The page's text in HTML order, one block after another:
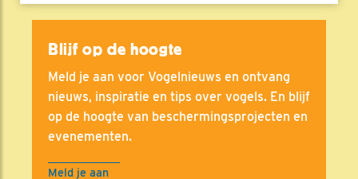
Blijf op de hoogte
Meld je aan voor Vogelnieuws en ontvang
nieuws, inspiratie en tips over vogels. En blijf
op de hoogte van beschermingsprojecten en
evenementen.
Meld je aan